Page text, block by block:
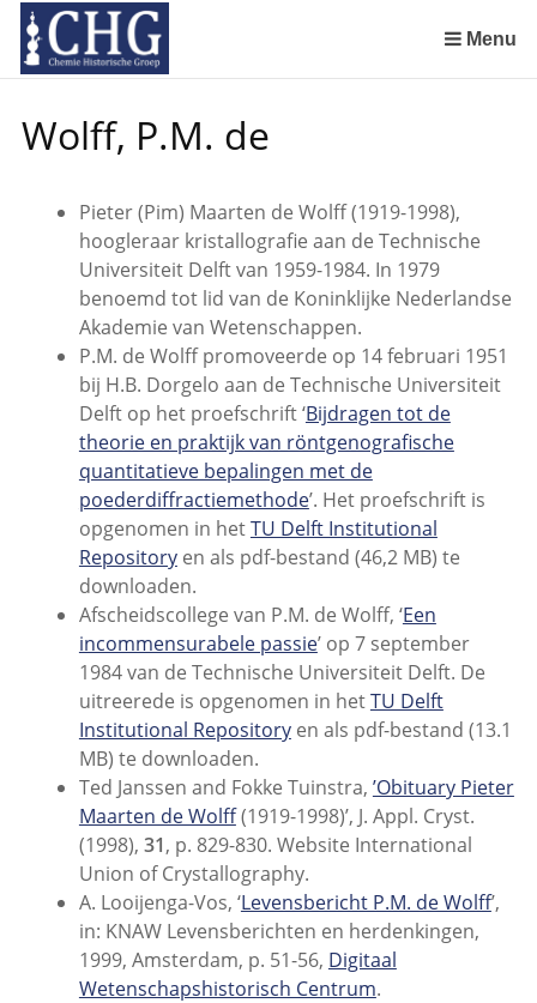
links
over
naar
de
Spring
naar
het
menu
Menu
Wolff, P.M. de
Pieter (Pim) Maarten de Wolff (1919-1998),
hoogleraar kristallografie aan de Technische
Universiteit Delft van 1959-1984. In 1979
benoemd tot lid van de Koninklijke Nederlandse
Akademie van Wetenschappen.
P.M. de Wolff promoveerde op 14 februari 1951
bij H.B. Dorgelo aan de Technische Universiteit
Delft op het proefschrift ‘Bijdragen tot de
theorie en praktijk van röntgenografische
quantitatieve bepalingen met de
poederdiffractiemethode’. Het proefschrift is
opgenomen in hetTU Delft Institutional
Repositoryen als pdf-bestand (46,2 MB) te
downloaden.
Afscheidscollege van P.M. de Wolff, ‘Een
incommensurabele passie’ op 7 september
1984 van de Technische Universiteit Delft. De
uitreerede is opgenomen in hetTU Delft
Institutional Repositoryen als pdf-bestand (13.1
MB) te downloaden.
Ted Janssen and Fokke Tuinstra, ’Obituary Pieter
Maarten de Wolff(1919-1998)’, J. Appl. Cryst.
(1998), 31, p. 829-830. Website International
Union of Crystallography.
A. Looijenga-Vos, ‘Levensbericht P.M. de Wolff’,
in: KNAW Levensberichten en herdenkingen,
1999, Amsterdam, p. 51-56, Digitaal
Wetenschapshistorisch Centrum.